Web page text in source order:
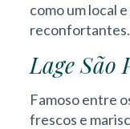
como um local
reconfortantes.
Lage São
Famoso entre
frescos e